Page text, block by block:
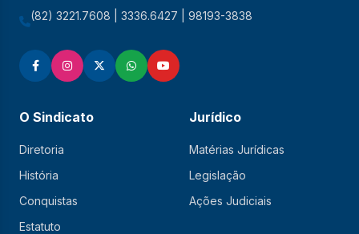
(82) 3221.7608 | 3336.6427 | 98193-3838
O Sindicato
Diretoria
História
Conquistas
Estatuto
Jurídico
Matérias Jurídicas
Legislação
Ações Judiciais